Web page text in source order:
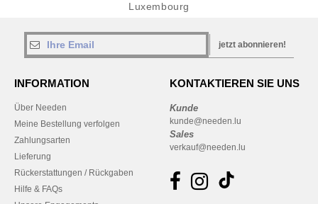
Luxembourg
jetzt abonnieren!
INFORMATION
Über Needen
Meine Bestellung verfolgen
Zahlungsarten
Lieferung
Rückerstattungen / Rückgaben
Hilfe & FAQs
KONTAKTIEREN SIE UNS
Kunde
kunde@needen.lu
Sales
verkauf@needen.lu